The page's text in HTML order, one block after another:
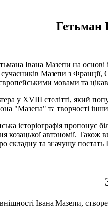
Гетьман
Івана Мазепи на
Мазепи з Франції,
мовами та
у XVIII столітті, який
"Мазепа" та творчості
історіографія
козацької автономії. Також
складну та значущу постать
Івана Мазепи,